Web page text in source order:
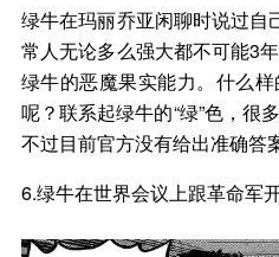
绿牛在玛丽乔亚闲聊时说过自
常人无论多么强大都不可能3
绿牛的恶魔果实能力。什么
呢？联系起绿牛的“绿”色，很
不过目前官方没有给出准确答案
6.绿牛在世界会议上跟革命军